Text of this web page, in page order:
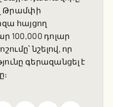
Թրամփի
հայցող
100,000 դոլար
նշելով, որ
գերազանցել է